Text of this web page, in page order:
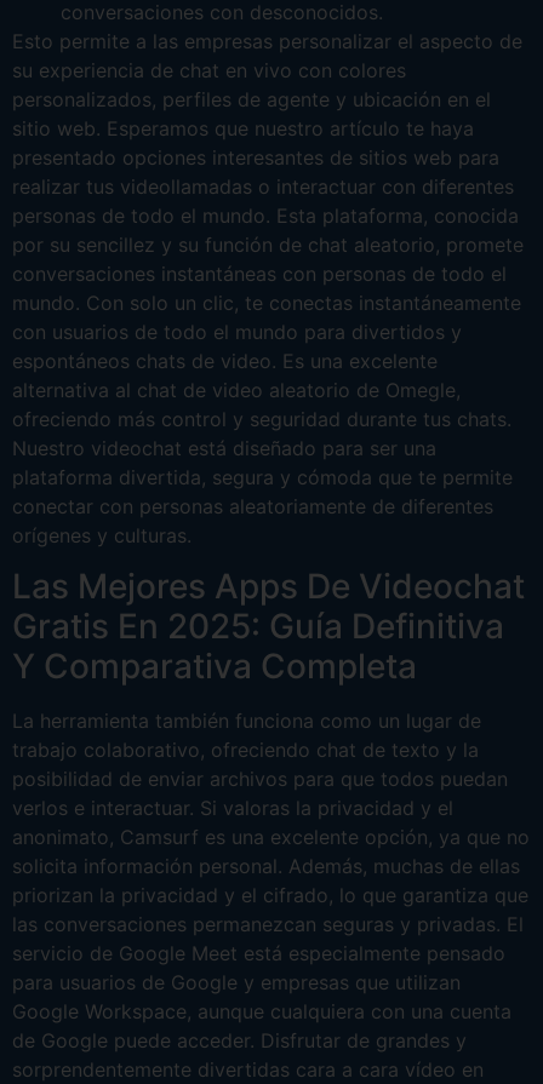
conversaciones con desconocidos.
Esto permite a las empresas personalizar el aspecto de
su experiencia de chat en vivo con colores
personalizados, perfiles de agente y ubicación en el
sitio web. Esperamos que nuestro artículo te haya
presentado opciones interesantes de sitios web para
realizar tus videollamadas o interactuar con diferentes
personas de todo el mundo. Esta plataforma, conocida
por su sencillez y su función de chat aleatorio, promete
conversaciones instantáneas con personas de todo el
mundo. Con solo un clic, te conectas instantáneamente
con usuarios de todo el mundo para divertidos y
espontáneos chats de video. Es una excelente
alternativa al chat de video aleatorio de Omegle,
ofreciendo más control y seguridad durante tus chats.
Nuestro videochat está diseñado para ser una
plataforma divertida, segura y cómoda que te permite
conectar con personas aleatoriamente de diferentes
orígenes y culturas.
Las Mejores Apps De Videochat
Gratis En 2025: Guía Definitiva
Y Comparativa Completa
La herramienta también funciona como un lugar de
trabajo colaborativo, ofreciendo chat de texto y la
posibilidad de enviar archivos para que todos puedan
verlos e interactuar. Si valoras la privacidad y el
anonimato, Camsurf es una excelente opción, ya que no
solicita información personal. Además, muchas de ellas
priorizan la privacidad y el cifrado, lo que garantiza que
las conversaciones permanezcan seguras y privadas. El
servicio de Google Meet está especialmente pensado
para usuarios de Google y empresas que utilizan
Google Workspace, aunque cualquiera con una cuenta
de Google puede acceder. Disfrutar de grandes y
sorprendentemente divertidas cara a cara vídeo en